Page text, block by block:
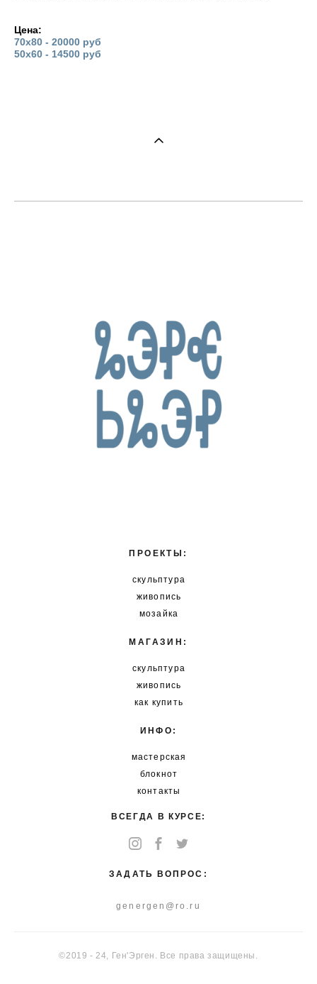
Цена:
70х80 - 20000 руб
50х60 - 14500 руб
ПРОЕКТЫ:
скульптура
живопись
мозайка
МАГАЗИН:
скульптура
живопись
как купить
ИНФО:
мастерская
блокнот
контакты
ВСЕГДА В КУРСЕ:
ЗАДАТЬ ВОПРОС:
genergen@ro.ru
©2019 - 24, Ген'Эрген. Все права защищены.